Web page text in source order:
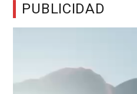
PUBLICIDAD